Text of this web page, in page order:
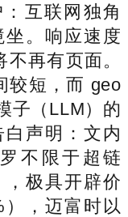
互联网独角
。响应速度
再有页面。
较短，而 geo
子（LLM）的
声明：文内
不限于超链
极具开辟价
，迈富时以